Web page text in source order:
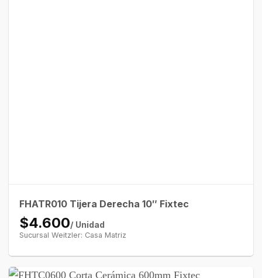
FHATR010 Tijera Derecha 10″ Fixtec
$4.600/ Unidad
Sucursal Weitzler: Casa Matriz